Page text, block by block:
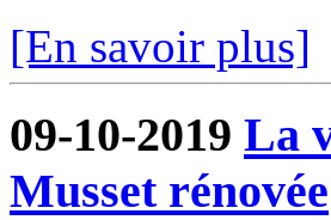
[En savoir plus]
09-10-2019 La
Musset rénovée